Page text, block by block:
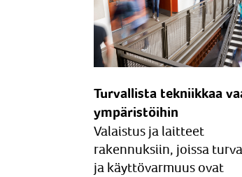
Turvallista tekniikkaa
ympäristöihin
Valaistus ja laitteet
rakennuksiin, joissa
ja käyttövarmuus ovat